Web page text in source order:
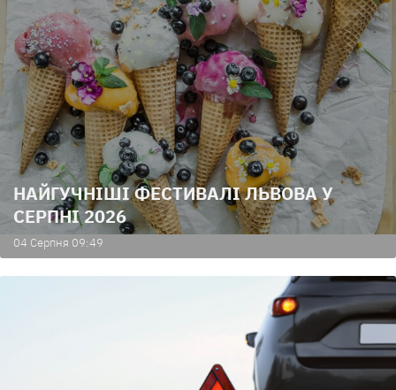
НАЙГУЧНІШІ ФЕСТИВАЛІ ЛЬВОВА У
СЕРПНІ 2026
04 Серпня 09:49